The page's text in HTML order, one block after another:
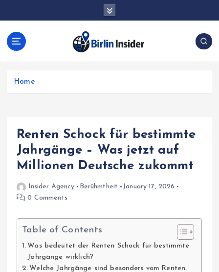
o
Home
Renten Schock für bestimmte
Jahrgänge – Was jetzt auf
Millionen Deutsche zukommt
Insider Agency Berühmtheit
January 17, 2026
0 Comments
Table of Contents
Was bedeutet der Renten Schock für bestimmte
Jahrgänge wirklich?
Welche Jahrgänge sind besonders vom Renten